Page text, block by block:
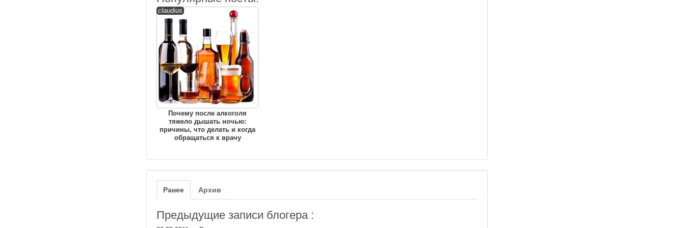
claudius
Почему после алкоголя
тяжело дышать ночью:
причины, что делать и когда
обращаться к врачу
Ранее Архив
Предыдущие записи блогера :